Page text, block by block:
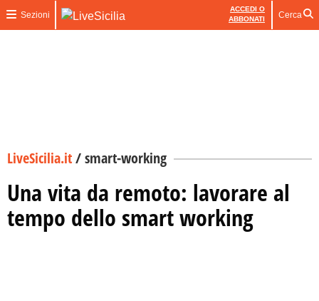
Sezioni
ACCEDI O
ABBONATI
Cerca
LiveSicilia.it/smart-working
Una vita da remoto: lavorare al
tempo dello smart working